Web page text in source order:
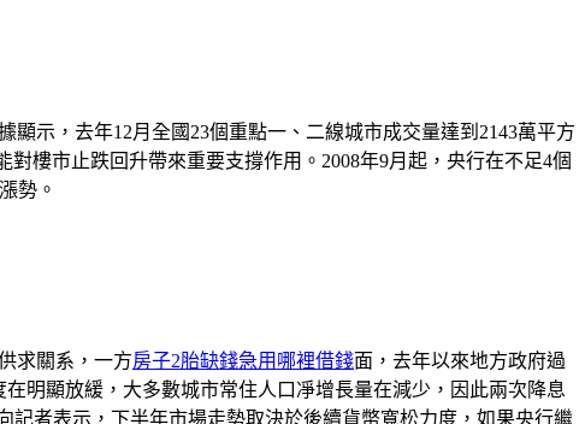
示，去年12月全國23個重點一、二線城市成交量達到2143萬平方
樓市止跌回升帶來重要支撐作用。2008年9月起，央行在不足4個
勢。
求關系，一方房子2胎缺錢急用哪裡借錢面，去年以來地方政府過
明顯放緩，大多數城市常住人口凈增長量在減少，因此兩次降息
者表示，下半年市場走勢取決於後續貨幣寬松力度，如果央行繼